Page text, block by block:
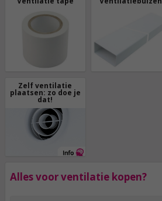
Zelf ventilatie
plaatsen: zo doe je
dat!
Alles voor ventilatie kopen?